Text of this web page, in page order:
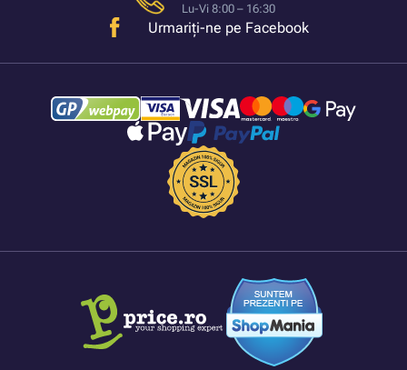
Lu-Vi 8:00 – 16:30
Urmariți-ne pe Facebook